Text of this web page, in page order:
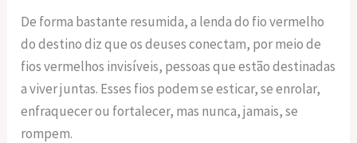
De forma bastante resumida, a lenda do fio vermelho
do destino diz que os deuses conectam, por meio de
fios vermelhos invisíveis, pessoas que estão destinadas
a viver juntas. Esses fios podem se esticar, se enrolar,
enfraquecer ou fortalecer, mas nunca, jamais, se
rompem.